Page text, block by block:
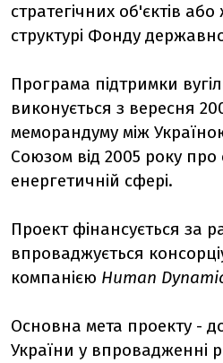
стратегічних об'єктів
структурі Фонду
Програма підтримки
виконується з вересня
меморандуму між
Союзом від 2005 року про
енергетичній сфері.
Проект фінансується за
впроваджується
компанією Human
Основна мета проекту -
України у впровадженні